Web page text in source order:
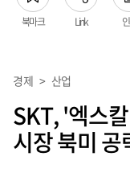
북마크 Link
경제 > 산업
SKT, '엑스
시장 북미 공